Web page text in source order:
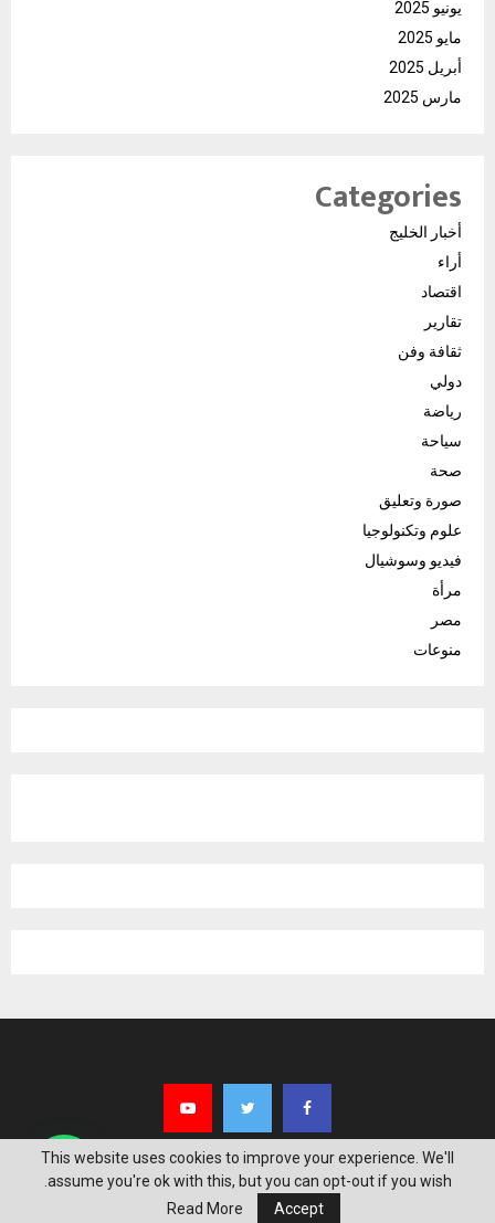
يونيو 2025
مايو 2025
أبريل 2025
مارس 2025
Categories
أخبار الخليج
أراء
اقتصاد
تقارير
ثقافة وفن
دولي
رياضة
سياحة
صحة
صورة وتعليق
علوم وتكنولوجيا
فيديو وسوشيال
مرأة
مصر
منوعات
This website uses cookies to improve your experience. We'll
assume you're ok with this, but you can opt-out if you wish.
Accept
Read More